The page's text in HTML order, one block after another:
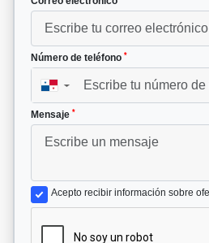
Número de teléfono *
▼
Mensaje *
Acepto recibir información sobre